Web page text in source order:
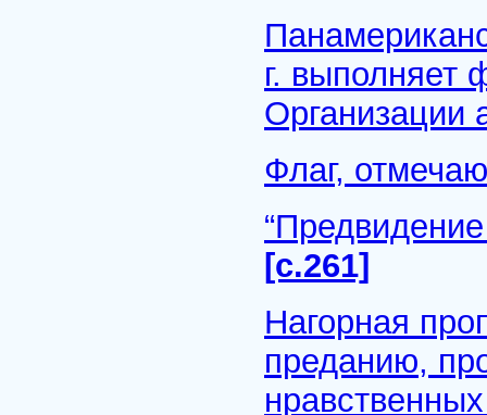
г. выполняет
Организации
Флаг,
[с.261]
Нагорная
преданию,